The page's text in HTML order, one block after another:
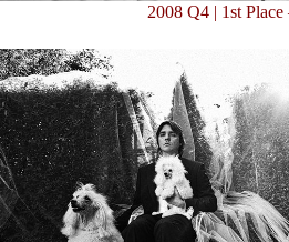
2008 Q4 | 1st Place